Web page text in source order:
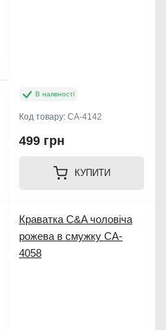
В наявності
Код товару: CA-4142
499 грн
КУПИТИ
Краватка C&A чоловіча
рожева в смужку CA-
4058